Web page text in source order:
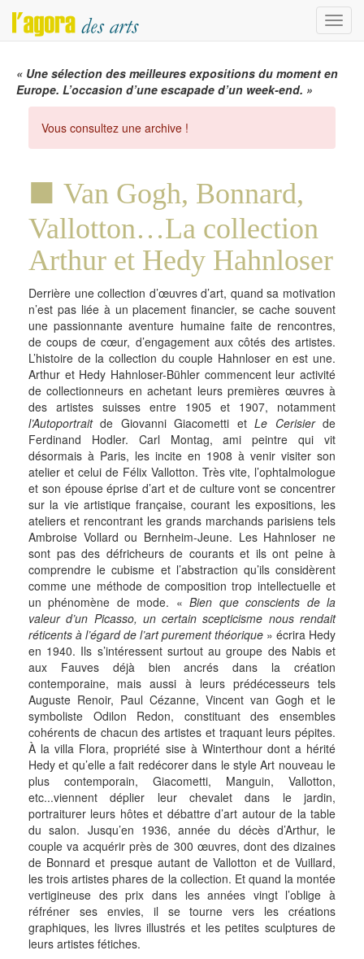
Menu
« Une sélection des meilleures expositions du moment en
Europe. L’occasion d’une escapade d’un week-end. »
Vous consultez une archive !
Van Gogh, Bonnard,
Vallotton…La collection
Arthur et Hedy Hahnloser
Derrière une collection d’œuvres d’art, quand sa motivation
n’est pas liée à un placement financier, se cache souvent
une passionnante aventure humaine faite de rencontres,
de coups de cœur, d’engagement aux côtés des artistes.
L’histoire de la collection du couple Hahnloser en est une.
Arthur et Hedy Hahnloser-Bühler commencent leur activité
de collectionneurs en achetant leurs premières œuvres à
des artistes suisses entre 1905 et 1907, notamment
l’Autoportraitde Giovanni Giacometti etLe Cerisierde
Ferdinand Hodler. Carl Montag, ami peintre qui vit
désormais à Paris, les incite en 1908 à venir visiter son
atelier et celui de Félix Vallotton. Très vite, l’ophtalmologue
et son épouse éprise d’art et de culture vont se concentrer
sur la vie artistique française, courant les expositions, les
ateliers et rencontrant les grands marchands parisiens tels
Ambroise Vollard ou Bernheim-Jeune. Les Hahnloser ne
sont pas des défricheurs de courants et ils ont peine à
comprendre le cubisme et l’abstraction qu’ils considèrent
comme une méthode de composition trop intellectuelle et
un phénomène de mode. «Bien que conscients de la
valeur d’un Picasso, un certain scepticisme nous rendait
réticents à l’égard de l’art purement théorique » écrira Hedy
en 1940. Ils s’intéressent surtout au groupe des Nabis et
aux Fauves déjà bien ancrés dans la création
contemporaine, mais aussi à leurs prédécesseurs tels
Auguste Renoir, Paul Cézanne, Vincent van Gogh et le
symboliste Odilon Redon, constituant des ensembles
cohérents de chacun des artistes et traquant leurs pépites.
À la villa Flora, propriété sise à Winterthour dont a hérité
Hedy et qu’elle a fait redécorer dans le style Art nouveau le
plus contemporain, Giacometti, Manguin, Vallotton,
etc...viennent déplier leur chevalet dans le jardin,
portraiturer leurs hôtes et débattre d’art autour de la table
du salon. Jusqu’en 1936, année du décès d’Arthur, le
couple va acquérir près de 300 œuvres, dont des dizaines
de Bonnard et presque autant de Vallotton et de Vuillard,
les trois artistes phares de la collection. Et quand la montée
vertigineuse des prix dans les années vingt l’oblige à
réfréner ses envies, il se tourne vers les créations
graphiques, les livres illustrés et les petites sculptures de
leurs artistes fétiches.